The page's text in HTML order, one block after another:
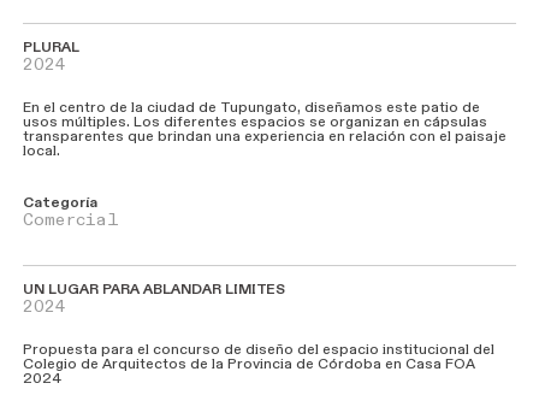
PLURAL
2024
En el centro de la ciudad de Tupungato, diseñamos este patio de
usos múltiples. Los diferentes espacios se organizan en cápsulas
transparentes que brindan una experiencia en relación con el paisaje
local.
Categoría
Comercial
UN LUGAR PARA ABLANDAR LIMITES
2024
Propuesta para el concurso de diseño del espacio institucional del
Colegio de Arquitectos de la Provincia de Córdoba en Casa FOA
2024